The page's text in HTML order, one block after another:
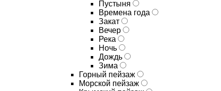
Пустыня
Времена года
Закат
Вечер
Река
Ночь
Дождь
Зима
Горный пейзаж
Морской пейзаж